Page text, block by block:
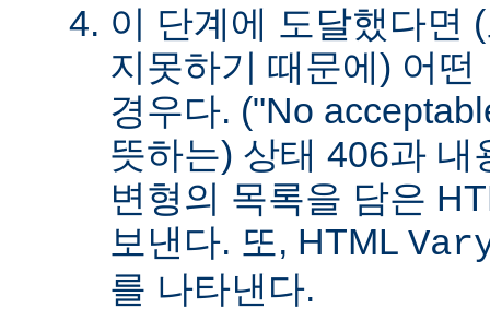
이 단계에 도달했다면
지못하기 때문에) 어
경우다. ("No
뜻하는) 상태 406과 내
변형의 목록을 담은
보낸다. 또, HTML
를 나타낸다.